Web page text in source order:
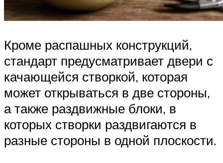
Кроме распашных конструкций,
стандарт предусматривает двери с
качающейся створкой, которая
может открываться в две стороны,
а также раздвижные блоки, в
которых створки раздвигаются в
разные стороны в одной плоскости.